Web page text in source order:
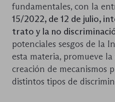
fundamentales, con la
15/2022, de 12 de julio,
trato y la no
potenciales sesgos de la
esta materia, promueve
creación de mecanismos
distintos tipos de